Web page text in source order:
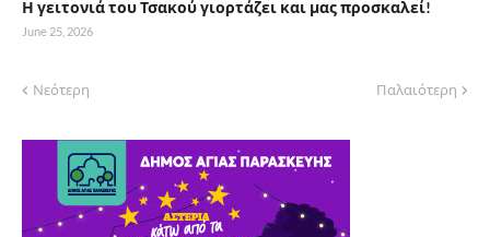
Η γειτονιά του Τσακού γιορτάζει και μας προσκαλεί!
June 25, 2026
Νεότερη Παλαιότερη